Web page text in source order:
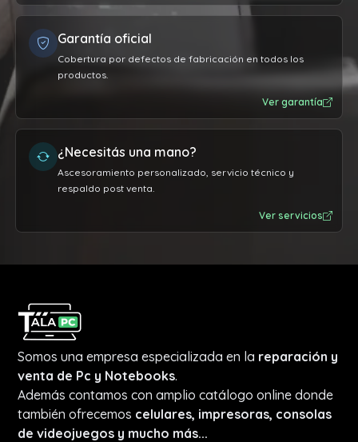
Garantía oficial
Cobertura por defectos de fabricación en todos los
productos.
Ver garantía
¿Necesitás una mano?
Ascesoramiento personalizado, servicio técnico y
respaldo post venta.
Ver servicios
Somos una empresa especializada en la reparación y
venta de Pc y Notebooks.
Además contamos con amplio catálogo online donde
también ofrecemos celulares, impresoras, consolas
de videojuegos y mucho más...